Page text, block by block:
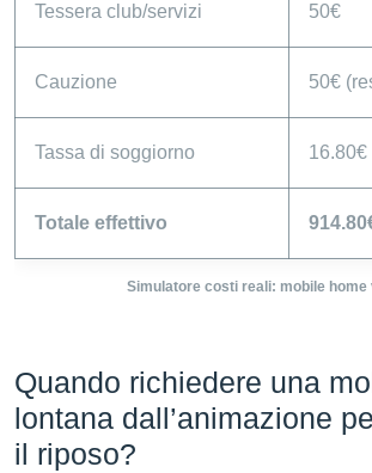
Simulatore costi reali: mobile
Tessera club/servizi 50€
Cauzione 50€
Tassa di soggiorno 16.80€
Totale effettivo
Quando richiedere una
lontana dall’animazione
il riposo?